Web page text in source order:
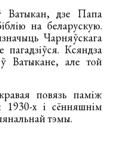
Ватыкан, дзе Папа
на беларускую.
Чарняўскага
пагадзіўся. Ксяндза
ў Ватыкане, але той
повязь паміж
1930-х і сённяшнім
тэмы.